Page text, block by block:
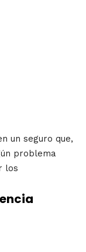
un seguro que,
problema
los